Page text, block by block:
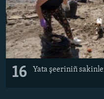
16 ​Yata şeeriniñ